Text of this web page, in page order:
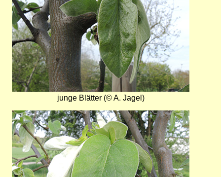
junge Blätter (© A. Jagel)
Bild